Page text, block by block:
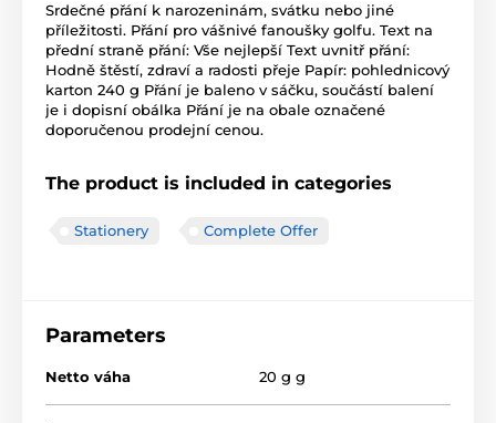
Srdečné přání k narozeninám, svátku nebo jiné
příležitosti. Přání pro vášnivé fanoušky golfu. Text na
přední straně přání: Vše nejlepší Text uvnitř přání:
Hodně štěstí, zdraví a radosti přeje Papír: pohlednicový
karton 240 g Přání je baleno v sáčku, součástí balení
je i dopisní obálka Přání je na obale označené
doporučenou prodejní cenou.
The product is included in categories
Stationery Complete Offer
Parameters
Netto váha 20 g g